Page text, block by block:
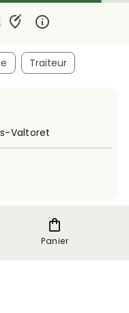
Traiteur
Valtoret
Panier